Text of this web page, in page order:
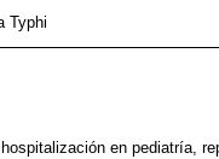
Typhi
en pediatría,